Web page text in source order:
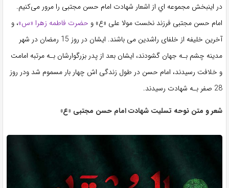
در اینبخش مجموعه اي از اشعار شهادت امام حسن مجتبی را مرور می‌کنیم.
امام حسن مجتبی فرزند نخست مولا علی «ع» و حضرت فاطمه زهرا «س»، و
آخرین خلیفه از خلفای راشدین می باشند. ایشان در روز 15 رمضان در شهر
مدینه چشم بـه جهان گشودند، ایشان بعد از پدر بزرگوارشان بـه مرتبه امامت
و خلافت رسیدند، امام حسن در طول زندگی اش چهار بار مسموم شد ودر روز
28 صفر بـه شهادت رسیدند.
شعر و متن نوحه تسلیت شهادت امام حسن مجتبی «ع»